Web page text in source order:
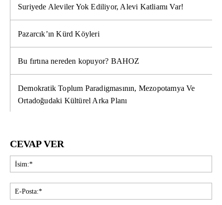
Suriyede Aleviler Yok Ediliyor, Alevi Katliamı Var!
Pazarcık’ın Kürd Köyleri
Bu fırtına nereden kopuyor? BAHOZ
Demokratik Toplum Paradigmasının, Mezopotamya Ve
Ortadoğudaki Kültürel Arka Planı
CEVAP VER